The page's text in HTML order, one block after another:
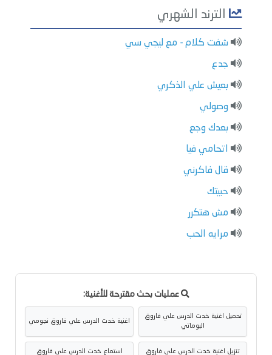
الترند الشهري
شفت كلام - مع ليجي سي
جدع
بعيش علي الذكري
وصولي
بعدك وجع
اتحامي فيا
قال فاكرني
حبيتك
مش هتكرر
مرايه الحب
عمليات بحث مقترحة للأغنية:
تحميل اغنية خدت الدرس علي فاروق
البوماتي
اغنية خدت الدرس علي فاروق نجومي
تنزيل اغنية خدت الدرس علي فاروق
استماع خدت الدرس علي فاروق